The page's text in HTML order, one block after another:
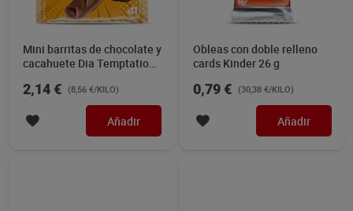
Mini barritas de chocolate y
cacahuete Dia Temptation
2,14 € (8,56 €/KILO)
Añadir
Obleas con doble relleno
cards Kinder 26 g
0,79 € (30,38 €/KILO)
Añadir